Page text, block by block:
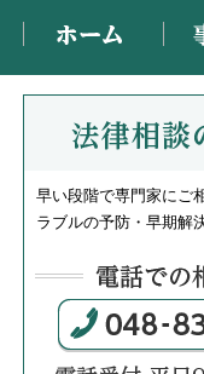
早い段階で専門家にご
ラブルの予防・早期解